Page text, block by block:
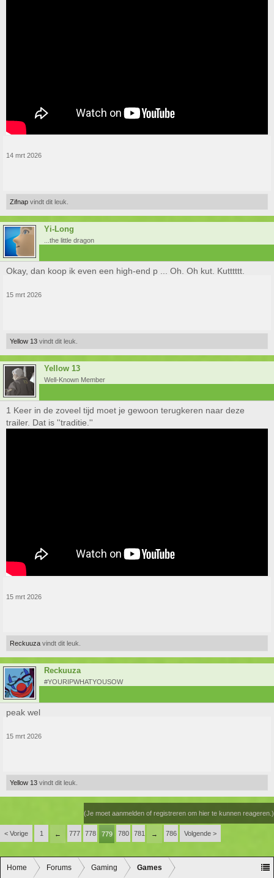
14 mrt 2026
Zifnap vindt dit leuk.
Yi-Long
...the little dragon
Okay, dan koop ik even een high-end p ... Oh. Oh kut. Kutttttt.
15 mrt 2026
Yellow 13 vindt dit leuk.
Yellow 13
Well-Known Member
1 Keer in de zoveel tijd moet je gewoon terugkeren naar deze
trailer. Dat is ''traditie.''
15 mrt 2026
Reckuuza vindt dit leuk.
Reckuuza
#YOURIPWHATYOUSOW
peak wel
15 mrt 2026
Yellow 13 vindt dit leuk.
(Je moet aanmelden of registreren om hier te kunnen reageren.)
< Vorige 1 ← 777 778 779 780 781 → 786 Volgende >
Home Forums Gaming Games